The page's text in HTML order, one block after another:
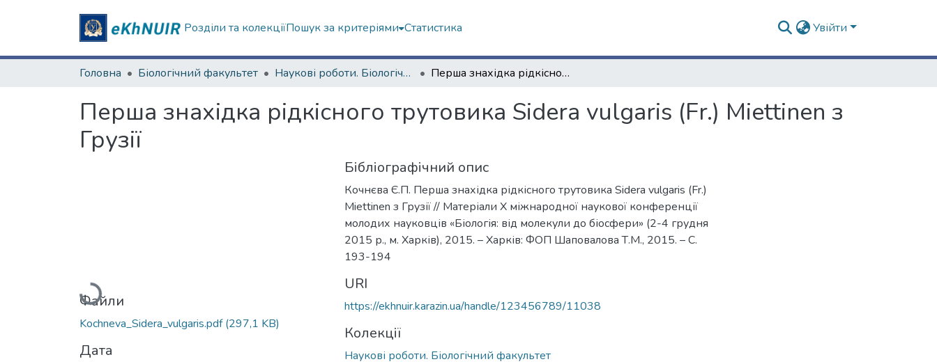
Розділи та колекціїПошук за критеріями Статистика Увійти
Головна Біологічний факультет Наукові роботи. Біологічний факультет Перша знахідка рідкісного трутовика Sidera vulgaris (Fr.) Miettinen з Грузії
Перша знахідка рідкісного трутовика Sidera vulgaris (Fr.) Miettinen з
Грузії
Вантажиться...
Файли
Kochneva_Sidera_vulgaris.pdf(297,1 KB)
Дата
Бібліографічний опис
Кочнєва Є.П. Перша знахідка рідкісного трутовика Sidera vulgaris (Fr.)
Miettinen з Грузії // Матеріали X міжнародної наукової конференції
молодих науковців «Біологія: від молекули до біосфери» (2-4 грудня
2015 р., м. Харків), 2015. – Харків: ФОП Шаповалова Т.М., 2015. – С.
193-194
URI
https://ekhnuir.karazin.ua/handle/123456789/11038
Колекції
Наукові роботи. Біологічний факультет